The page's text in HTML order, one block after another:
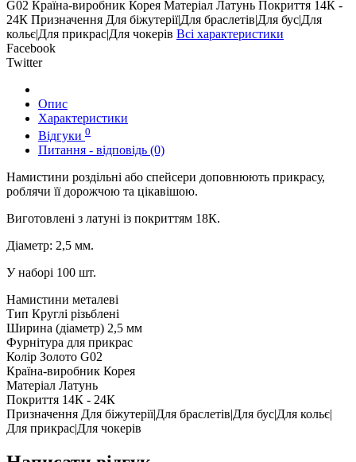
G02 Країна-виробник Корея Матеріал Латунь Покриття 14К -
24К Призначення Для біжутерії|Для браслетів|Для бус|Для
кольє|Для прикрас|Для чокерів Всі характеристики
Facebook
Twitter
Опис
Характеристики
Відгуки 0
Питання - відповідь (0)
Намистини роздільні або спейсери доповнюють прикрасу,
роблячи її дорожчою та цікавішою.
Виготовлені з латуні із покриттям 18К.
Діаметр: 2,5 мм.
У наборі 100 шт.
Намистини металеві
Тип Круглі різьблені
Ширина (діаметр) 2,5 мм
Фурнітура для прикрас
Колір Золото G02
Країна-виробник Корея
Матеріал Латунь
Покриття 14К - 24К
Призначення Для біжутерії|Для браслетів|Для бус|Для кольє|
Для прикрас|Для чокерів